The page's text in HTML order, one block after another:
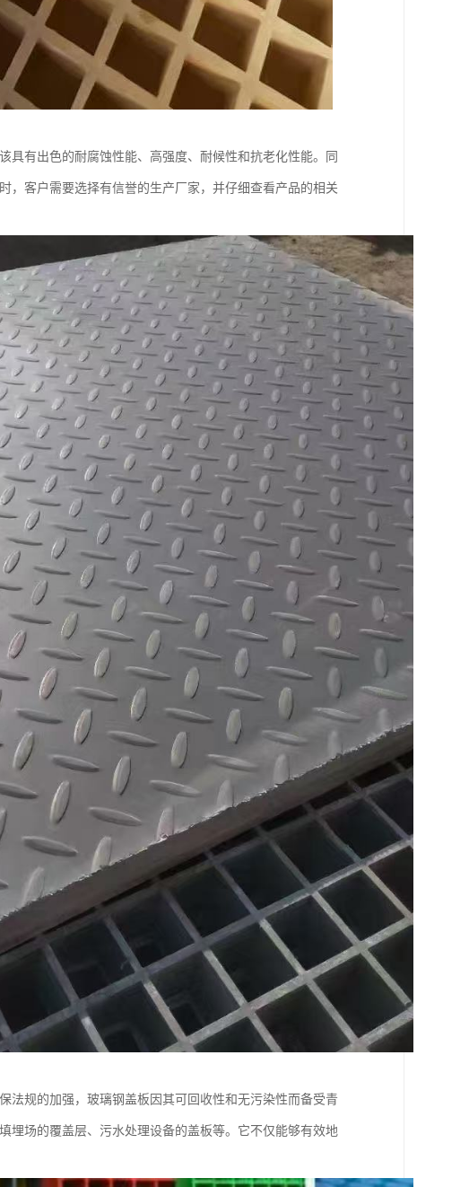
具有出色的耐腐蚀性能、高强度、耐候性和抗老化性能。同
，客户需要选择有信誉的生产厂家，并仔细查看产品的相关
法规的加强，玻璃钢盖板因其可回收性和无污染性而备受青
埋场的覆盖层、污水处理设备的盖板等。它不仅能够有效地